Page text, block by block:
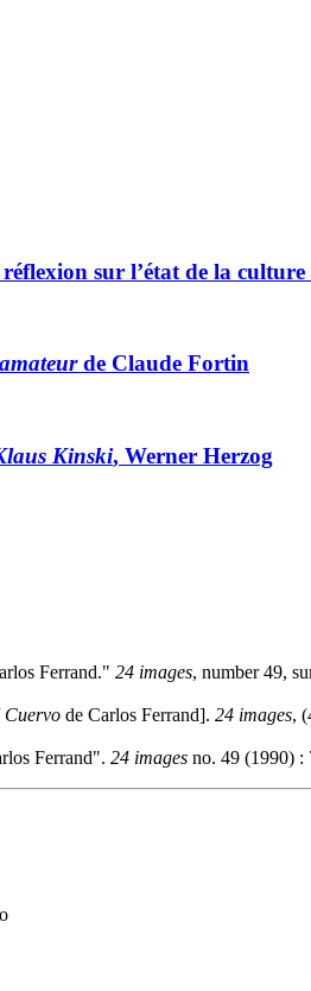
sur l’état de la
de Claude Fortin
Kinski, Werner Herzog
Ferrand." 24 images, number 49,
Cuervo de Carlos Ferrand]. 24 images,
Ferrand". 24 images no. 49 (1990) :